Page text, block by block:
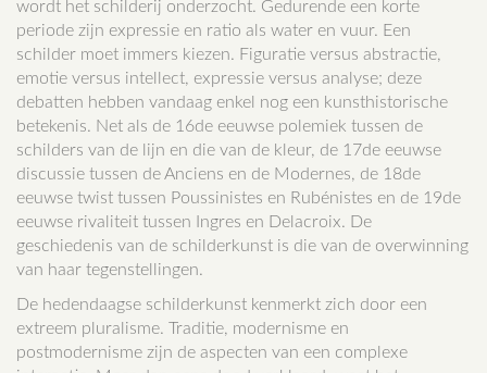
wordt het schilderij onderzocht. Gedurende een korte
periode zijn expressie en ratio als water en vuur. Een
schilder moet immers kiezen. Figuratie versus abstractie,
emotie versus intellect, expressie versus analyse; deze
debatten hebben vandaag enkel nog een kunsthistorische
betekenis. Net als de 16de eeuwse polemiek tussen de
schilders van de lijn en die van de kleur, de 17de eeuwse
discussie tussen de Anciens en de Modernes, de 18de
eeuwse twist tussen Poussinistes en Rubénistes en de 19de
eeuwse rivaliteit tussen Ingres en Delacroix. De
geschiedenis van de schilderkunst is die van de overwinning
van haar tegenstellingen.
De hedendaagse schilderkunst kenmerkt zich door een
extreem pluralisme. Traditie, modernisme en
postmodernisme zijn de aspecten van een complexe